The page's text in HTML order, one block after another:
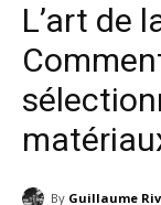
L’art de
By Guillaume